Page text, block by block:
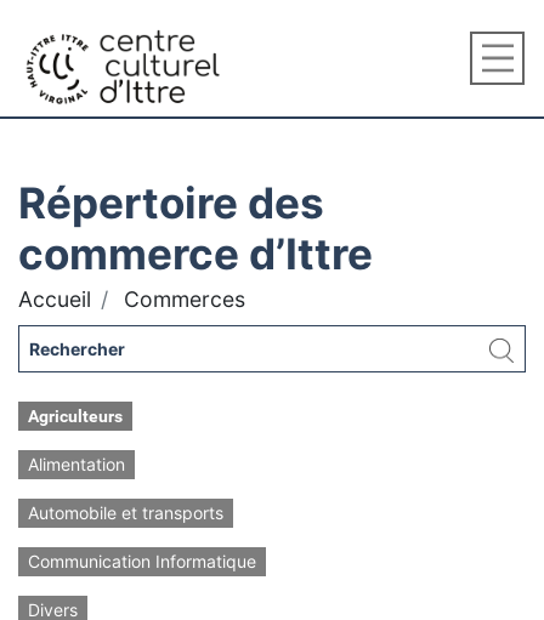
Répertoire des
commerce d’Ittre
Accueil Commerces
Agriculteurs
Alimentation
Automobile et transports
Communication Informatique
Divers